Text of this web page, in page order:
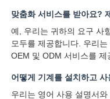
맞춤화 서비스를 받아요?
예, 우리는 귀하의 요구 사
모두를 제공합니다. 우리
OEM 및 ODM 서비스를 제
어떻게 기계를 설치하고
우리는 영어 사용 설명서